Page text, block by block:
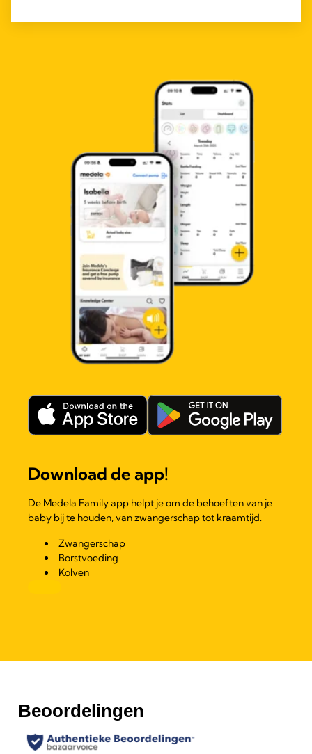
Download de app!
De Medela Family app helpt je om de behoeften van je
baby bij te houden, van zwangerschap tot kraamtijd.
Zwangerschap
Borstvoeding
Kolven